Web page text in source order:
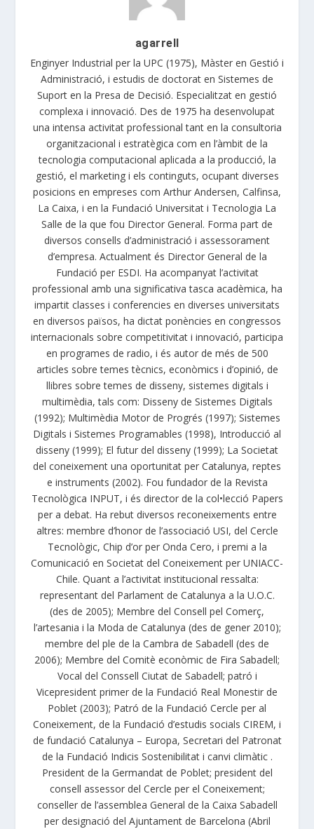
agarrell
Enginyer Industrial per la UPC (1975), Màster en Gestió i
Administració, i estudis de doctorat en Sistemes de
Suport en la Presa de Decisió. Especialitzat en gestió
complexa i innovació. Des de 1975 ha desenvolupat
una intensa activitat professional tant en la consultoria
organitzacional i estratègica com en l’àmbit de la
tecnologia computacional aplicada a la producció, la
gestió, el marketing i els continguts, ocupant diverses
posicions en empreses com Arthur Andersen, Calfinsa,
La Caixa, i en la Fundació Universitat i Tecnologia La
Salle de la que fou Director General. Forma part de
diversos consells d’administració i assessorament
d’empresa. Actualment és Director General de la
Fundació per ESDI. Ha acompanyat l’activitat
professional amb una significativa tasca acadèmica, ha
impartit classes i conferencies en diverses universitats
en diversos països, ha dictat ponències en congressos
internacionals sobre competitivitat i innovació, participa
en programes de radio, i és autor de més de 500
articles sobre temes tècnics, econòmics i d’opinió, de
llibres sobre temes de disseny, sistemes digitals i
multimèdia, tals com: Disseny de Sistemes Digitals
(1992); Multimèdia Motor de Progrés (1997); Sistemes
Digitals i Sistemes Programables (1998), Introducció al
disseny (1999); El futur del disseny (1999); La Societat
del coneixement una oportunitat per Catalunya, reptes
e instruments (2002). Fou fundador de la Revista
Tecnològica INPUT, i és director de la col•lecció Papers
per a debat. Ha rebut diversos reconeixements entre
altres: membre d’honor de l’associació USI, del Cercle
Tecnològic, Chip d’or per Onda Cero, i premi a la
Comunicació en Societat del Coneixement per UNIACC-
Chile. Quant a l’activitat institucional ressalta:
representant del Parlament de Catalunya a la U.O.C.
(des de 2005); Membre del Consell pel Comerç,
l’artesania i la Moda de Catalunya (des de gener 2010);
membre del ple de la Cambra de Sabadell (des de
2006); Membre del Comitè econòmic de Fira Sabadell;
Vocal del Conssell Ciutat de Sabadell; patró i
Vicepresident primer de la Fundació Real Monestir de
Poblet (2003); Patró de la Fundació Cercle per al
Coneixement, de la Fundació d’estudis socials CIREM, i
de fundació Catalunya – Europa, Secretari del Patronat
de la Fundació Indicis Sostenibilitat i canvi climàtic .
President de la Germandat de Poblet; president del
consell assessor del Cercle per el Coneixement;
conseller de l’assemblea General de la Caixa Sabadell
per designació del Ajuntament de Barcelona (Abril